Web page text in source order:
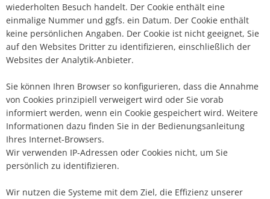
wiederholten Besuch handelt. Der Cookie enthält eine
einmalige Nummer und ggfs. ein Datum. Der Cookie enthält
keine persönlichen Angaben. Der Cookie ist nicht geeignet, Sie
auf den Websites Dritter zu identifizieren, einschließlich der
Websites der Analytik-Anbieter.
Sie können Ihren Browser so konfigurieren, dass die Annahme
von Cookies prinzipiell verweigert wird oder Sie vorab
informiert werden, wenn ein Cookie gespeichert wird. Weitere
Informationen dazu finden Sie in der Bedienungsanleitung
Ihres Internet-Browsers.
Wir verwenden IP-Adressen oder Cookies nicht, um Sie
persönlich zu identifizieren.
Wir nutzen die Systeme mit dem Ziel, die Effizienz unserer